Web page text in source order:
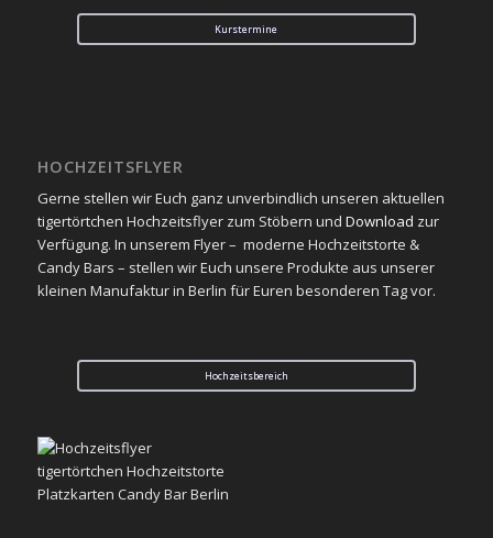
Kurstermine
HOCHZEITSFLYER
Gerne stellen wir Euch ganz unverbindlich unseren aktuellen
tigertörtchen Hochzeitsflyer zum Stöbern und Download zur
Verfügung. In unserem Flyer – moderne Hochzeitstorte &
Candy Bars – stellen wir Euch unsere Produkte aus unserer
kleinen Manufaktur in Berlin für Euren besonderen Tag vor.
Hochzeitsbereich